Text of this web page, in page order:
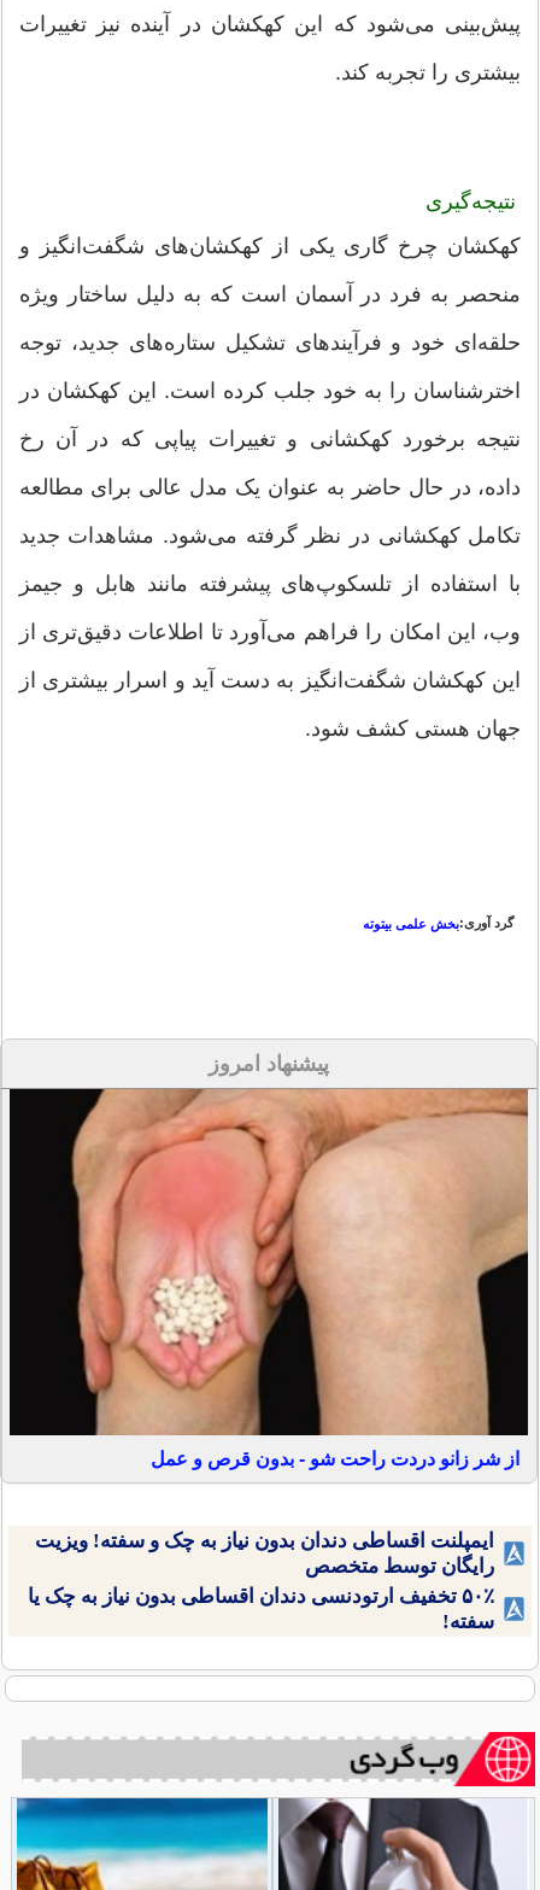
پیش‌بینی می‌شود که این کهکشان در آینده نیز تغییرات
بیشتری را تجربه کند.
نتیجه‌گیری
کهکشان چرخ گاری یکی از کهکشان‌های شگفت‌انگیز و
منحصر به فرد در آسمان است که به دلیل ساختار ویژه
حلقه‌ای خود و فرآیندهای تشکیل ستاره‌های جدید، توجه
اخترشناسان را به خود جلب کرده است. این کهکشان در
نتیجه برخورد کهکشانی و تغییرات پیاپی که در آن رخ
داده، در حال حاضر به عنوان یک مدل عالی برای مطالعه
تکامل کهکشانی در نظر گرفته می‌شود. مشاهدات جدید
با استفاده از تلسکوپ‌های پیشرفته مانند هابل و جیمز
وب، این امکان را فراهم می‌آورد تا اطلاعات دقیق‌تری از
این کهکشان شگفت‌انگیز به دست آید و اسرار بیشتری از
جهان هستی کشف شود.
گرد آوری:بخش علمی بیتوته
پیشنهاد امروز
از شر زانو دردت راحت شو - بدون قرص و عمل
ایمپلنت اقساطی دندان بدون نیاز به چک و سفته! ویزیت
رایگان توسط متخصص
۵۰٪ تخفیف ارتودنسی دندان اقساطی بدون نیاز به چک یا
سفته!